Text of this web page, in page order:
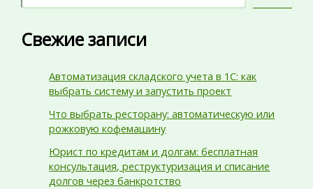
Свежие записи
Автоматизация складского учета в 1С: как
выбрать систему и запустить проект
Что выбрать ресторану: автоматическую или
рожковую кофемашину
Юрист по кредитам и долгам: бесплатная
консультация, реструктуризация и списание
долгов через банкротство